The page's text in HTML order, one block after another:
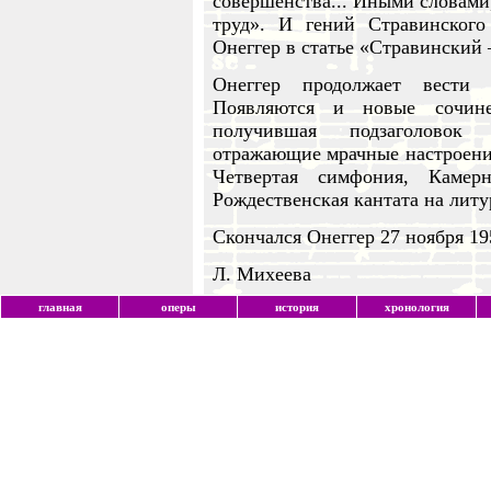
труд». И гений
Онеггер в статье
Онеггер продолжает вести
Появляются и новые
получившая
отражающие мрачные
Четвертая симфония,
Рождественская кантата на
Скончался Онеггер 27 ноября
Л. Михеева
главная оперы история хронология